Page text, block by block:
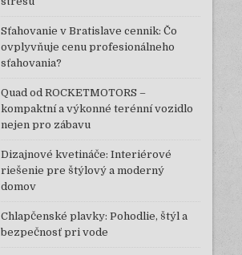
Sťahovanie v Bratislave cennik: Čo
ovplyvňuje cenu profesionálneho
sťahovania?
Quad od ROCKETMOTORS –
kompaktní a výkonné terénní vozidlo
nejen pro zábavu
Dizajnové kvetináče: Interiérové
riešenie pre štýlový a moderný
domov
Chlapčenské plavky: Pohodlie, štýl a
bezpečnosť pri vode